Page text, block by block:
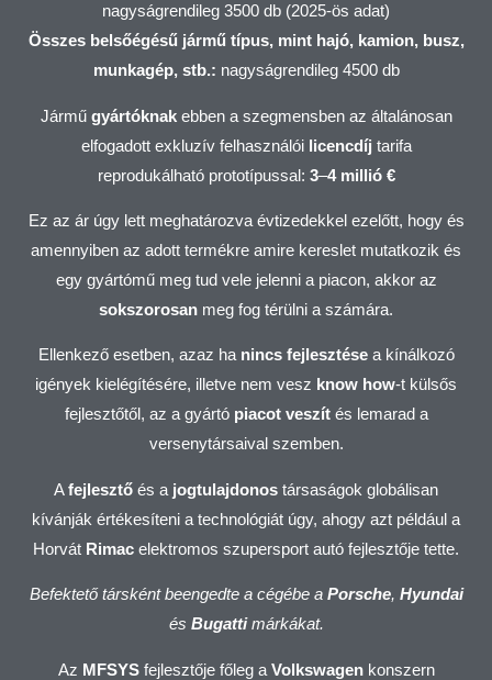
nagyságrendileg 3500 db (2025-ös adat)
Összes belsőégésű jármű típus, mint hajó, kamion, busz,
munkagép, stb.: nagyságrendileg 4500 db
Jármű gyártóknakebben a szegmensben az általánosan
elfogadott exkluzív felhasználói licencdíj tarifa
reprodukálható prototípussal: 3–4 millió €
Ez az ár úgy lett meghatározva évtizedekkel ezelőtt, hogy és
amennyiben az adott termékre amire kereslet mutatkozik és
egy gyártómű meg tud vele jelenni a piacon, akkor az
sokszorosan meg fog térülni a számára.
Ellenkező esetben, azaz ha nincs fejlesztésea kínálkozó
igények kielégítésére, illetve nem vesz know how-t külsős
fejlesztőtől, az a gyártó piacot veszítés lemarad a
versenytársaival szemben.
Afejlesztő és a jogtulajdonos társaságok globálisan
kívánják értékesíteni a technológiát úgy, ahogy azt például a
Horvát Rimac elektromos szupersport autó fejlesztője tette.
Befektető társként beengedte a cégébe a Porsche, Hyundai
és Bugattimárkákat.
Az MFSYSfejlesztője főleg a Volkswagen konszern